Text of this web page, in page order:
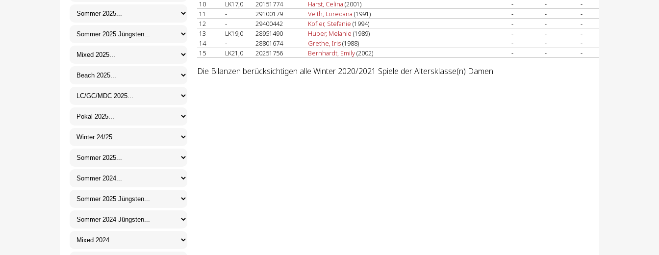
10
LK17,0 20151774 Harst, Celina (2001) - -
-
11
- 29100179 Veith, Loredana (1991) - -
-
12
- 29400442 Kofler, Stefanie (1994) - -
-
13
LK19,0 28951490 Huber, Melanie (1989) - -
-
14
- 28801674 Grethe, Iris(1988) - -
-
15
LK21,0 20251756 Bernhardt, Emily(2002) - - -
Die Bilanzen berücksichtigen alle Winter 2020/2021 Spiele der Altersklasse(n) Damen.